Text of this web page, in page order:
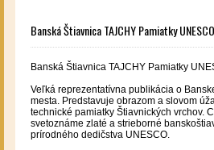
Banská Štiavnica TAJCHY Pamiatky UNESCO
Banská Štiavnica TAJCHY Pamiatky
Veľká reprezentatívna publikácia o
mesta. Predstavuje obrazom a slovom
technické pamiatky Štiavnických vrchov.
svetoznáme zlaté a strieborné
prírodného dedičstva UNESCO.